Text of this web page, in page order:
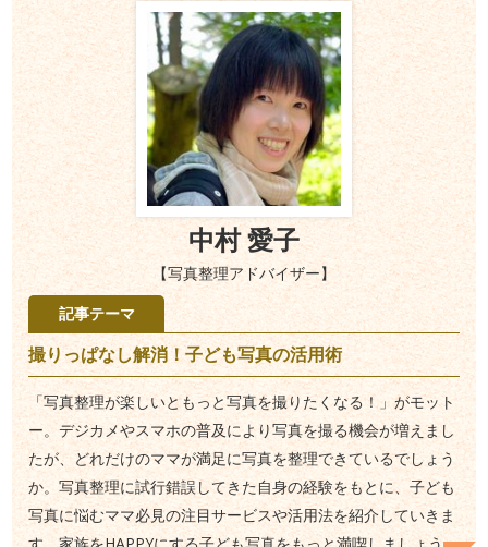
中村 愛子
【写真整理アドバイザー】
記事テーマ
撮りっぱなし解消！子ども写真の活用術
「写真整理が楽しいともっと写真を撮りたくなる！」がモット
ー。デジカメやスマホの普及により写真を撮る機会が増えまし
たが、どれだけのママが満足に写真を整理できているでしょう
か。写真整理に試行錯誤してきた自身の経験をもとに、子ども
写真に悩むママ必見の注目サービスや活用法を紹介していきま